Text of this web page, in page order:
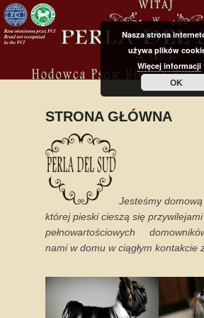
STRONA GŁÓWNA
o
s
d
o
n
l
Jesteśmy
której pieski cieszą się przywilejami
pełnowartościowych
nami w domu w ciągłym kontakcie
Nasza strona
używa plików
Więcej informacji
OK